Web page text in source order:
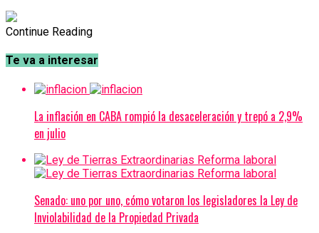
Continue Reading
Te va a interesar
La inflación en CABA rompió la desaceleración y trepó a 2,9%
en julio
Senado: uno por uno, cómo votaron los legisladores la Ley de
Inviolabilidad de la Propiedad Privada